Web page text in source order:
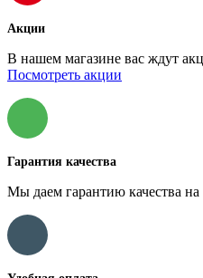
Акции
В нашем магазине вас ждут
Посмотреть акции
Гарантия качества
Мы даем гарантию качества